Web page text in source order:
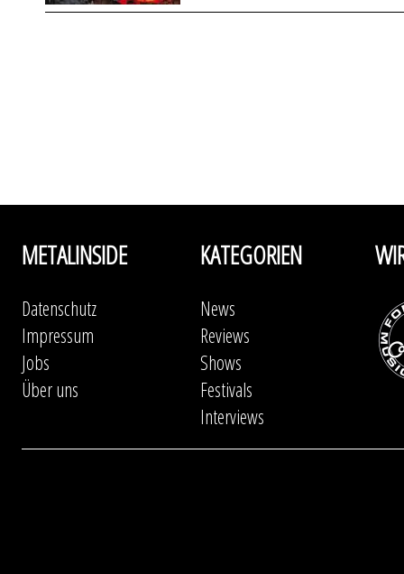
METALINSIDE
Datenschutz
Impressum
Jobs
Über uns
KATEGORIEN
News
Reviews
Shows
Festivals
Interviews